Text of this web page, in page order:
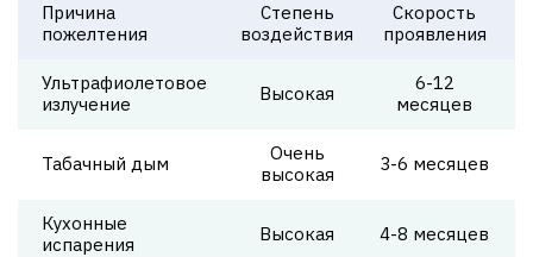
Причина
пожелтения
Степень
воздействия
Скорость
проявления
Ультрафиолетовое
излучение
Высокая
6-12
месяцев
Табачный дым
Очень
высокая
3-6 месяцев
Кухонные
испарения
Высокая 4-8 месяцев